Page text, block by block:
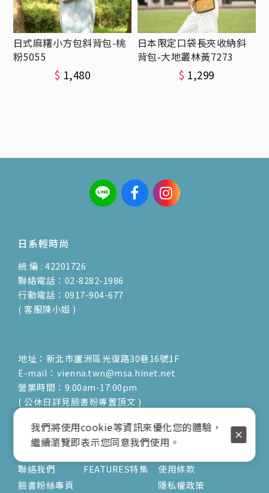
日式麻糬小方包斜背包-桃
粉5055
$ 1,480
日本限定口袋長夾收納斜
背包-大地叢林黃7273
$ 1,299
日系輕時尚
統 編 : 42201726
聯絡電話：02-8282-1986
行動電話：0917-904-677
( 客服陳小姐 )
地址：新北市蘆洲區光復路30巷16號1F
E-mail：vienna.twn@msa.hinet.net
營業時間：9:00am-17:00pm
( 公休日詳見臉書粉專置頂文 )
關於
聯絡我們
臉書粉絲專頁
文章
FEATURES特集
服務
使用條款
隱私權政策
我們將使用cookie等資訊來優化您的體驗，
繼續瀏覽即表示您同意我們使用。